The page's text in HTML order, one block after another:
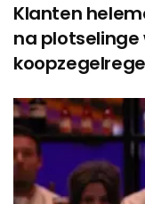
Klanten
na plotselinge